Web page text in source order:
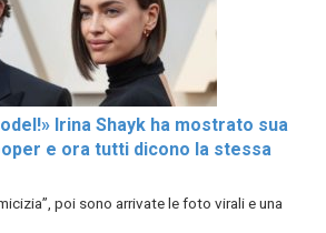
Irina Shayk ha mostrato sua
e ora tutti dicono la stessa
poi sono arrivate le foto virali e una